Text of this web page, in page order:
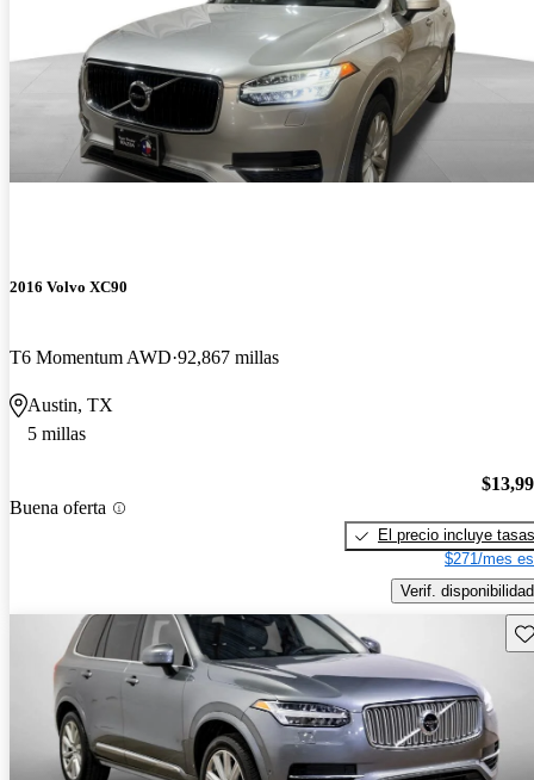
2016 Volvo XC90
T6 Momentum AWD 92,867 millas
Austin, TX
5 millas
Buena oferta
El precio incluye tasas
$271/mes
Verif. disponibilidad